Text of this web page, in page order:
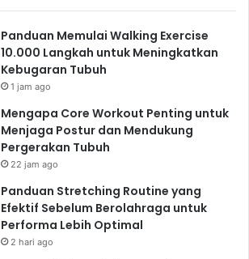
Panduan Memulai Walking Exercise
10.000 Langkah untuk Meningkatkan
Kebugaran Tubuh
1 jam ago
Mengapa Core Workout Penting untuk
Menjaga Postur dan Mendukung
Pergerakan Tubuh
22 jam ago
Panduan Stretching Routine yang
Efektif Sebelum Berolahraga untuk
Performa Lebih Optimal
2 hari ago